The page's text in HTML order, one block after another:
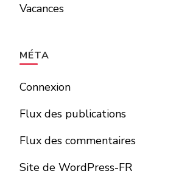
Vacances
MÉTA
Connexion
Flux des publications
Flux des commentaires
Site de WordPress-FR